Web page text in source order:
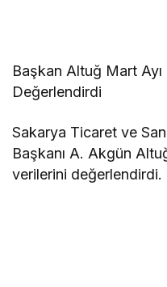
Başkan Altuğ Mart Ayı
Değerlendirdi
Sakarya Ticaret ve
Başkanı A. Akgün
verilerini değerlendirdi.